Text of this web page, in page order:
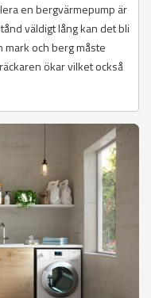
en bergvärmepump är
väldigt lång kan det bli
mark och berg måste
ökar vilket också